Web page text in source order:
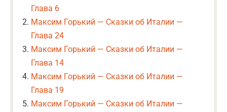
Глава 6
Максим Горький — Сказки об Италии —
Глава 24
Максим Горький — Сказки об Италии —
Глава 14
Максим Горький — Сказки об Италии —
Глава 19
Максим Горький — Сказки об Италии —